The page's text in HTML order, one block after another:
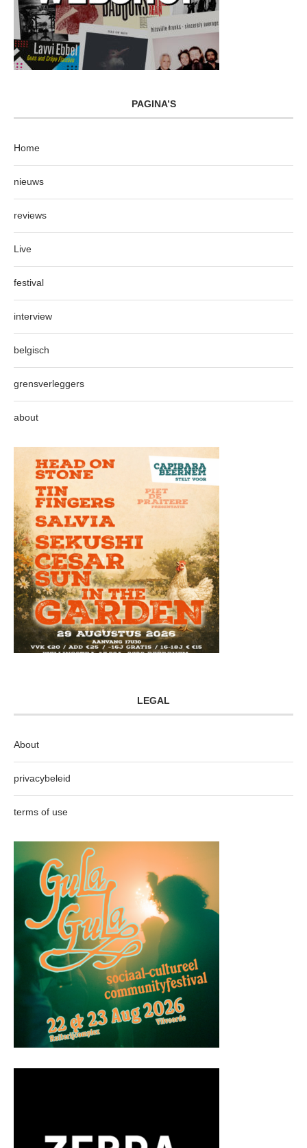
PAGINA’S
Home
nieuws
reviews
Live
festival
interview
belgisch
grensverleggers
about
LEGAL
About
privacybeleid
terms of use